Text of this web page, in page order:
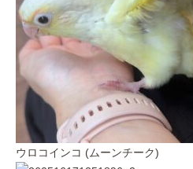
ウロコインコ (ムーンチーク)